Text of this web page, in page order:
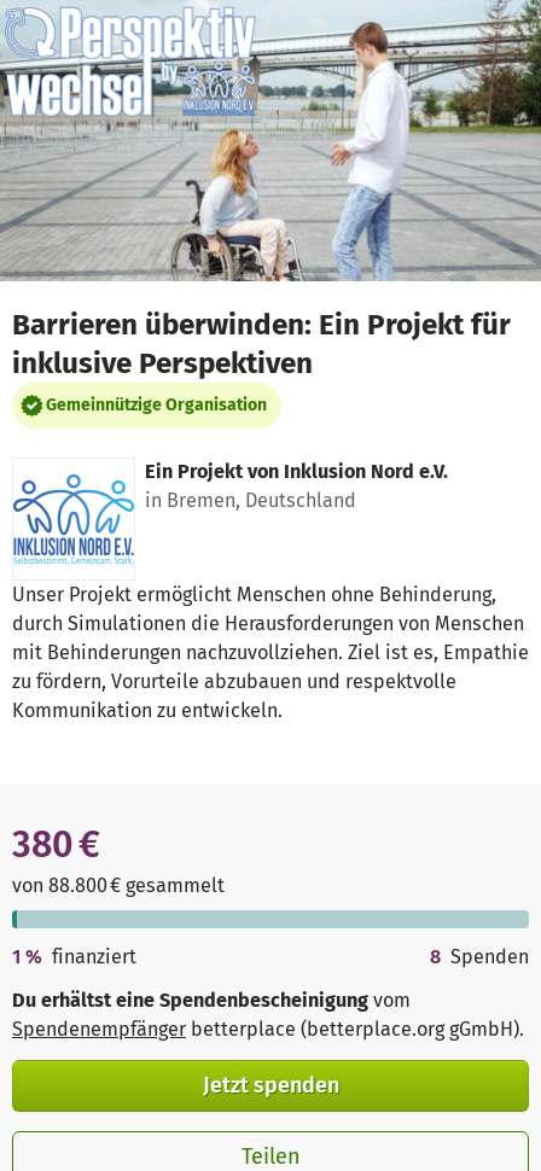
Zum Hauptinhalt springen
Erklärung zur Barrierefreiheit anzeigen
Barrieren überwinden: Ein Projekt für
inklusive Perspektiven
Gemeinnützige Organisation
Ein Projekt von Inklusion Nord e.V.
in Bremen, Deutschland
Unser Projekt ermöglicht Menschen ohne Behinderung,
durch Simulationen die Herausforderungen von Menschen
mit Behinderungen nachzuvollziehen. Ziel ist es, Empathie
zu fördern, Vorurteile abzubauen und respektvolle
Kommunikation zu entwickeln.
380 €
von 88.800 € gesammelt
1 % finanziert 8 Spenden
Du erhältst eine Spendenbescheinigung vom
Spendenempfänger betterplace (betterplace.org gGmbH).
Jetzt spenden
Teilen